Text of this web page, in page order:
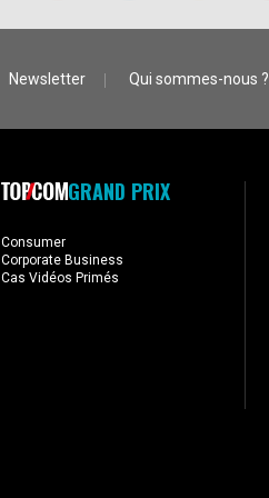
Newsletter Qui sommes-nous ?
GRAND PRIX
Consumer
Corporate Business
Cas Vidéos Primés